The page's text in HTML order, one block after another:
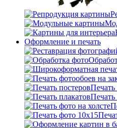
Оформление и печать
Печать
Печать